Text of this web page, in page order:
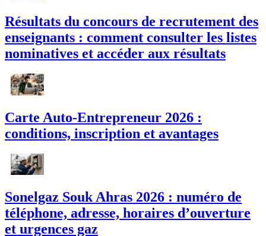
Résultats du concours de recrutement des
enseignants : comment consulter les listes
nominatives et accéder aux résultats
Carte Auto-Entrepreneur 2026 :
conditions, inscription et avantages
Sonelgaz Souk Ahras 2026 : numéro de
téléphone, adresse, horaires d’ouverture
et urgences gaz